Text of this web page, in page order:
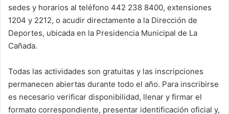
sedes y horarios al teléfono 442 238 8400, extensiones
1204 y 2212, o acudir directamente a la Dirección de
Deportes, ubicada en la Presidencia Municipal de La
Cañada.
Todas las actividades son gratuitas y las inscripciones
permanecen abiertas durante todo el año. Para inscribirse
es necesario verificar disponibilidad, llenar y firmar el
formato correspondiente, presentar identificación oficial y,